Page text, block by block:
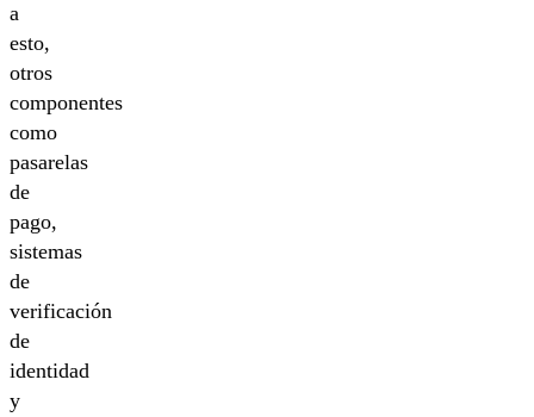
a
esto,
otros
componentes
como
pasarelas
de
pago,
sistemas
de
verificación
de
identidad
y